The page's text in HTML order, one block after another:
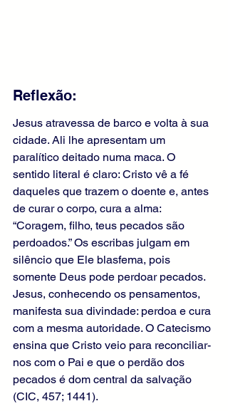
Reflexão:
Jesus atravessa de barco e volta à sua
cidade. Ali lhe apresentam um
paralítico deitado numa maca. O
sentido literal é claro: Cristo vê a fé
daqueles que trazem o doente e, antes
de curar o corpo, cura a alma:
“Coragem, filho, teus pecados são
perdoados.” Os escribas julgam em
silêncio que Ele blasfema, pois
somente Deus pode perdoar pecados.
Jesus, conhecendo os pensamentos,
manifesta sua divindade: perdoa e cura
com a mesma autoridade. O Catecismo
ensina que Cristo veio para reconciliar-
nos com o Pai e que o perdão dos
pecados é dom central da salvação
(CIC, 457; 1441).